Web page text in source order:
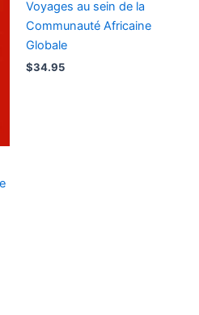
Voyages au sein de la
Communauté Africaine
Globale
$34.95